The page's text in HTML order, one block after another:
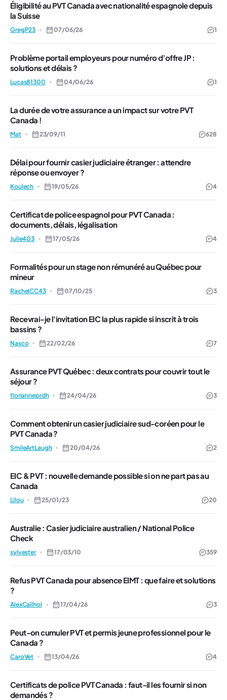
Éligibilité au PVT Canada avec nationalité espagnole depuis
la Suisse
GregP23 07/06/26 1
Problème portail employeurs pour numéro d’offre JP :
solutions et délais ?
Lucas81300 04/06/26 1
La durée de votre assurance a un impact sur votre PVT
Canada !
Mat 23/09/11 628
Délai pour fournir casier judiciaire étranger : attendre
réponse ou envoyer ?
Koulech 19/05/26 4
Certificat de police espagnol pour PVT Canada :
documents, délais, légalisation
Julie403 17/05/26 4
Formalités pour un stage non rémunéré au Québec pour
mineur
RachelCC43 07/10/25 3
Recevrai-je l'invitation EIC la plus rapide si inscrit à trois
bassins ?
Nasco 22/02/26 7
Assurance PVT Québec : deux contrats pour couvrir tout le
séjour ?
florianneprdh 24/04/26 3
Comment obtenir un casier judiciaire sud-coréen pour le
PVT Canada ?
SmileArtLaugh 20/04/26 2
EIC & PVT : nouvelle demande possible si on ne part pas au
Canada
Lilou 25/01/23 20
Australie : Casier judiciaire australien / National Police
Check
sylvester 17/03/10 359
Refus PVT Canada pour absence EIMT : que faire et solutions
?
AlexCailhol 17/04/26 3
Peut-on cumuler PVT et permis jeune professionnel pour le
Canada ?
CaroVet 13/04/26 4
Certificats de police PVT Canada : faut-il les fournir si non
demandés ?